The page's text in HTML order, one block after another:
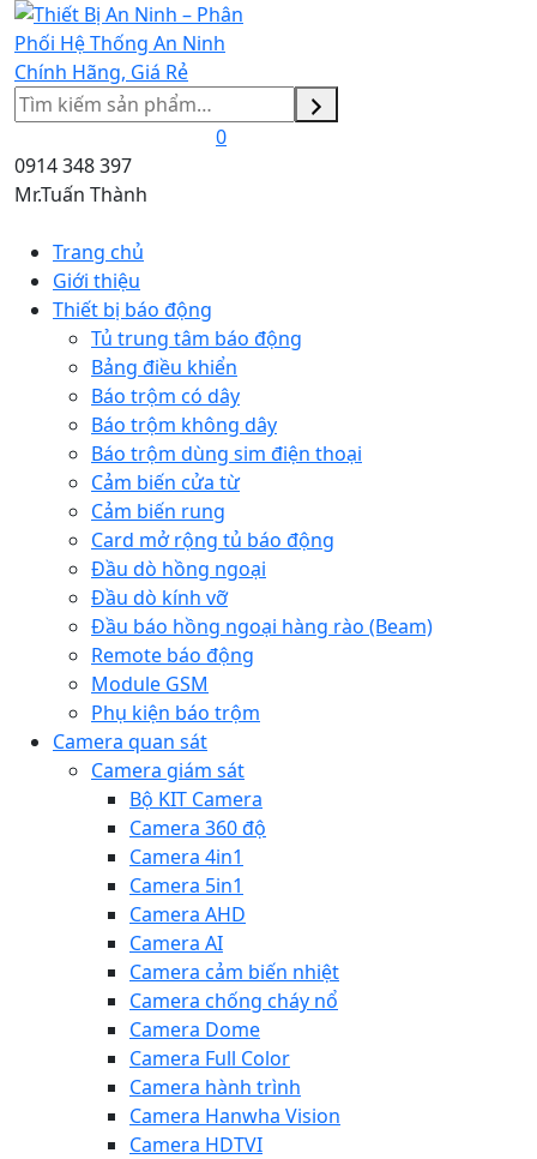
Tìm
kiếm
0
0914 348 397
Mr.Tuấn Thành
Trang chủ
Giới thiệu
Thiết bị báo động
Tủ trung tâm báo động
Bảng điều khiển
Báo trộm có dây
Báo trộm không dây
Báo trộm dùng sim điện thoại
Cảm biến cửa từ
Cảm biến rung
Card mở rộng tủ báo động
Đầu dò hồng ngoại
Đầu dò kính vỡ
Đầu báo hồng ngoại hàng rào (Beam)
Remote báo động
Module GSM
Phụ kiện báo trộm
Camera quan sát
Camera giám sát
Bộ KIT Camera
Camera 360 độ
Camera 4in1
Camera 5in1
Camera AHD
Camera AI
Camera cảm biến nhiệt
Camera chống cháy nổ
Camera Dome
Camera Full Color
Camera hành trình
Camera Hanwha Vision
Camera HDTVI